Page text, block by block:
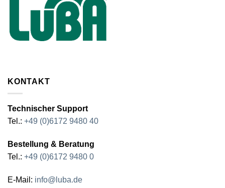
KONTAKT
Technischer Support
Tel.: +49 (0)6172 9480 40
Bestellung & Beratung
Tel.: +49 (0)6172 9480 0
E-Mail: info@luba.de